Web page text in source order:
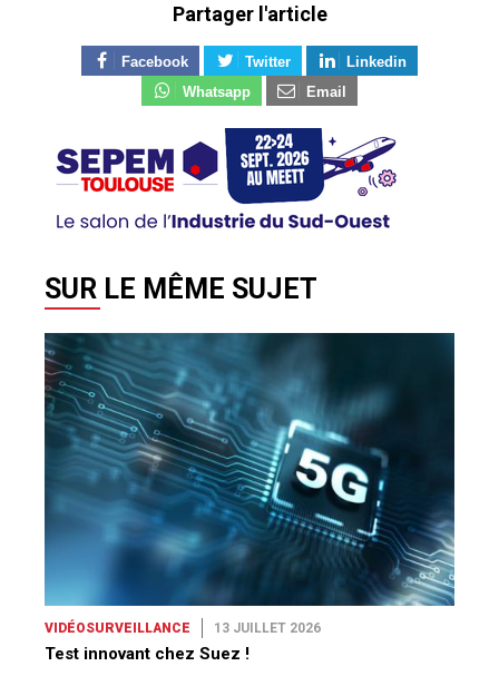
Partager l'article
Facebook Twitter
Linkedin
Whatsapp
Email
SUR LE MÊME SUJET
VIDÉOSURVEILLANCE 13 JUILLET 2026
Test innovant chez Suez !